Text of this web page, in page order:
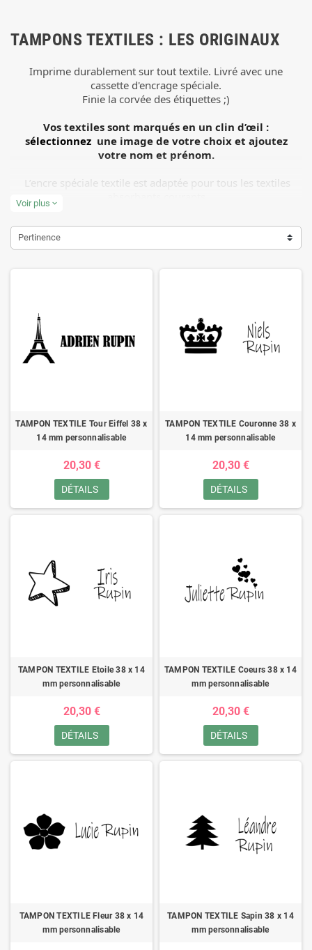
TAMPONS TEXTILES : LES ORIGINAUX
Imprime durablement sur tout textile. Livré avec une
cassette d'encrage spéciale.
Finie la corvée des étiquettes ;)
Vos textiles sont marqués en un clin d’œil :
sélectionnez une image de votre choix et ajoutez
votre nom et prénom.
L’encre spéciale textile est adaptée pour tous les textiles
tels que le coton, le polyester et les tissus mélangés.
L'encre résiste jusqu'au 9ème lavage à 90°, 25ème à 60° et
Voir plus expand_more
Pertinence
TAMPON TEXTILE Tour Eiffel 38 x
14 mm personnalisable
20,30 €
DÉTAILS
TAMPON TEXTILE Couronne 38 x
14 mm personnalisable
20,30 €
DÉTAILS
TAMPON TEXTILE Etoile 38 x 14
mm personnalisable
20,30 €
DÉTAILS
TAMPON TEXTILE Coeurs 38 x 14
mm personnalisable
20,30 €
DÉTAILS
TAMPON TEXTILE Fleur 38 x 14
mm personnalisable
TAMPON TEXTILE Sapin 38 x 14
mm personnalisable